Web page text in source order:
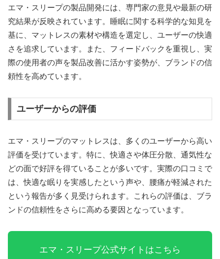
エマ・スリープの製品開発には、専門家の意見や最新の研
究結果が反映されています。睡眠に関する科学的な知見を
基に、マットレスの素材や構造を選定し、ユーザーの快適
さを追求しています。また、フィードバックを重視し、実
際の使用者の声を製品改善に活かす姿勢が、ブランドの信
頼性を高めています。
ユーザーからの評価
エマ・スリープのマットレスは、多くのユーザーから高い
評価を受けています。特に、快適さや体圧分散、通気性な
どの面で好評を得ていることが多いです。実際の口コミで
は、快適な眠りを実感したという声や、腰痛が軽減された
という報告が多く見受けられます。これらの評価は、ブラ
ンドの信頼性をさらに高める要因となっています。
エマ・スリープ公式サイトはこちら